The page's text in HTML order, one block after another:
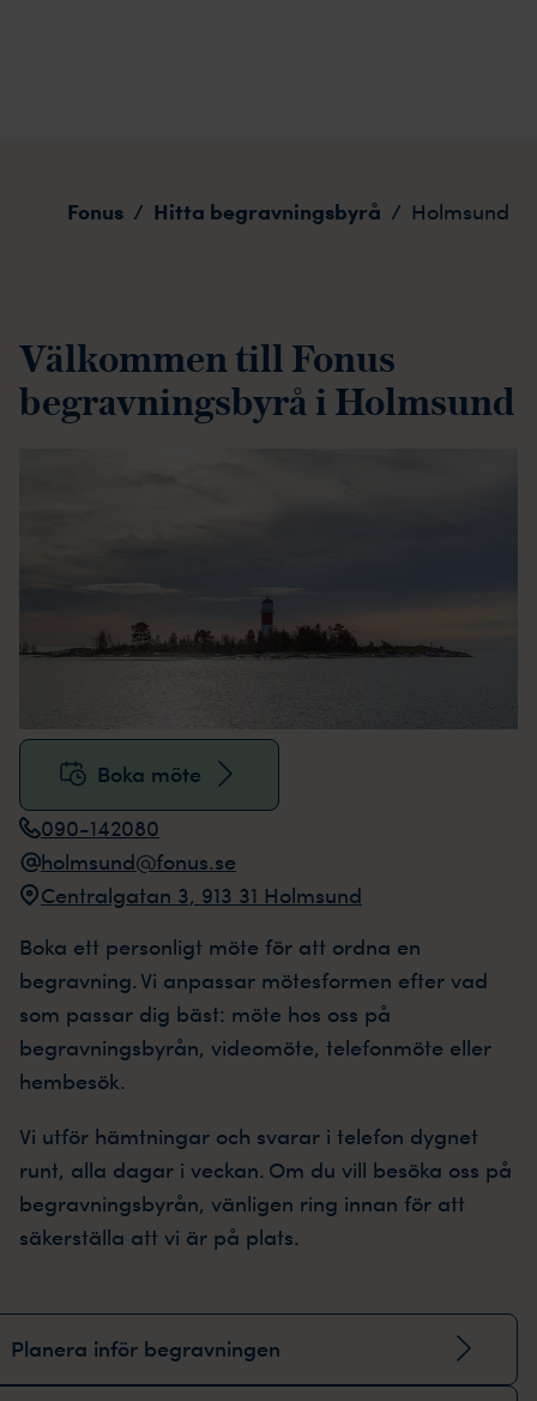
Fonus / Hitta begravningsbyrå / Holmsund
Välkommen till Fonus
begravningsbyrå i Holmsund
Boka möte
090-142080
holmsund@fonus.se
Centralgatan 3, 913 31 Holmsund
Boka ett personligt möte för att ordna en
begravning. Vi anpassar mötesformen efter vad
som passar dig bäst: möte hos oss på
begravningsbyrån, videomöte, telefonmöte eller
hembesök.
Vi utför hämtningar och svarar i telefon dygnet
runt, alla dagar i veckan. Om du vill besöka oss på
begravningsbyrån, vänligen ring innan för att
säkerställa att vi är på plats.
Planera inför begravningen